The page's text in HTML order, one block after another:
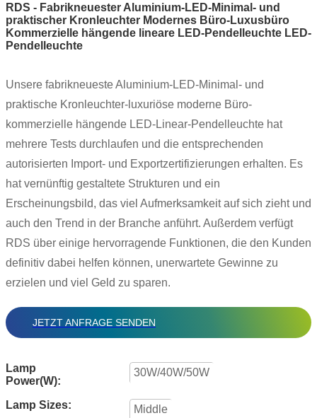
RDS - Fabrikneuester Aluminium-LED-Minimal- und
praktischer Kronleuchter Modernes Büro-Luxusbüro
Kommerzielle hängende lineare LED-Pendelleuchte LED-
Pendelleuchte
Unsere fabrikneueste Aluminium-LED-Minimal- und
praktische Kronleuchter-luxuriöse moderne Büro-
kommerzielle hängende LED-Linear-Pendelleuchte hat
mehrere Tests durchlaufen und die entsprechenden
autorisierten Import- und Exportzertifizierungen erhalten. Es
hat vernünftig gestaltete Strukturen und ein
Erscheinungsbild, das viel Aufmerksamkeit auf sich zieht und
auch den Trend in der Branche anführt. Außerdem verfügt
RDS über einige hervorragende Funktionen, die den Kunden
definitiv dabei helfen können, unerwartete Gewinne zu
erzielen und viel Geld zu sparen.
JETZT ANFRAGE SENDEN
Lamp
Power(W):
30W/40W/50W
Lamp Sizes: Middle